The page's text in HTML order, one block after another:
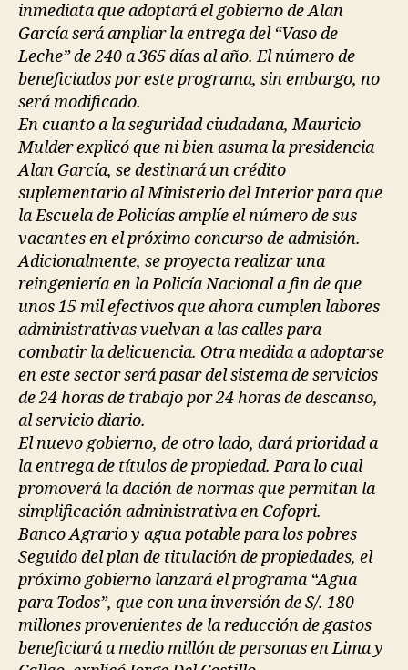
inmediata que adoptará el gobierno de Alan
García será ampliar la entrega del “Vaso de
Leche” de 240 a 365 días al año. El número de
beneficiados por este programa, sin embargo, no
será modificado.
En cuanto a la seguridad ciudadana, Mauricio
Mulder explicó que ni bien asuma la presidencia
Alan García, se destinará un crédito
suplementario al Ministerio del Interior para que
la Escuela de Policías amplíe el número de sus
vacantes en el próximo concurso de admisión.
Adicionalmente, se proyecta realizar una
reingeniería en la Policía Nacional a fin de que
unos 15 mil efectivos que ahora cumplen labores
administrativas vuelvan a las calles para
combatir la delicuencia. Otra medida a adoptarse
en este sector será pasar del sistema de servicios
de 24 horas de trabajo por 24 horas de descanso,
al servicio diario.
El nuevo gobierno, de otro lado, dará prioridad a
la entrega de títulos de propiedad. Para lo cual
promoverá la dación de normas que permitan la
simplificación administrativa en Cofopri.
Banco Agrario y agua potable para los pobres
Seguido del plan de titulación de propiedades, el
próximo gobierno lanzará el programa “Agua
para Todos”, que con una inversión de S/. 180
millones provenientes de la reducción de gastos
beneficiará a medio millón de personas en Lima y